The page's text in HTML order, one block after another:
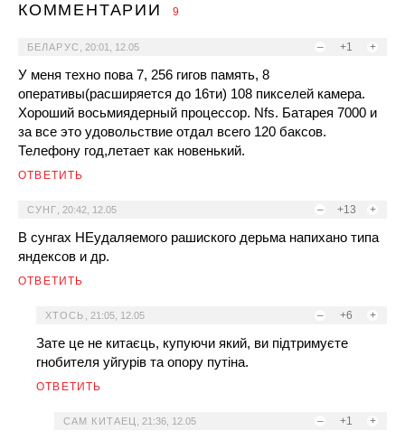
КОММЕНТАРИИ 9
– +1 +
БЕЛАРУС 20:01, 12.05
У меня техно пова 7, 256 гигов память, 8
оперативы(расширяется до 16ти) 108 пикселей камера.
Хороший восьмиядерный процессор. Nfs. Батарея 7000 и
за все это удовольствие отдал всего 120 баксов.
Телефону год,летает как новенький.
ОТВЕТИТЬ
– +13 +
СУНГ 20:42, 12.05
В сунгах НЕудаляемого рашиского дерьма напихано типа
яндексов и др.
ОТВЕТИТЬ
– +6 +
ХТОСЬ 21:05, 12.05
Зате це не китаєць, купуючи який, ви підтримуєте
гнобителя уйгурів та опору путіна.
ОТВЕТИТЬ
– +1 +
САМ КИТАЕЦ 21:36, 12.05